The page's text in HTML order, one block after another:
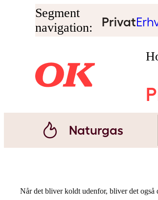
Segment
navigation:
Privat
Naturgas
Når det bliver koldt udenfor, bliver det også